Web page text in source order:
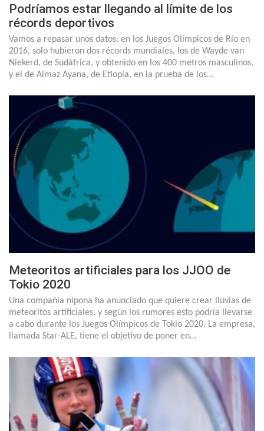
Podríamos estar llegando al límite de los
récords deportivos
Vamos a repasar unos datos: en los Juegos Olímpicos de Río en
2016, solo hubieron dos récords mundiales, los de Wayde van
Niekerd, de Sudáfrica, y obtenido en los 400 metros masculinos,
y el de Almaz Ayana, de Etiopía, en la prueba de los…
Meteoritos artificiales para los JJOO de
Tokio 2020
Una compañía nipona ha anunciado que quiere crear lluvias de
meteoritos artificiales, y según los rumores esto podría llevarse
a cabo durante los Juegos Olímpicos de Tokio 2020. La empresa,
llamada Star-ALE, tiene el objetivo de poner en…